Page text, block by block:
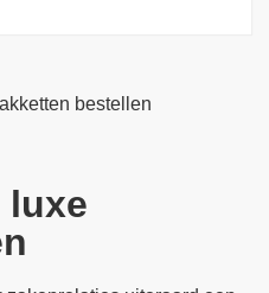
luxe